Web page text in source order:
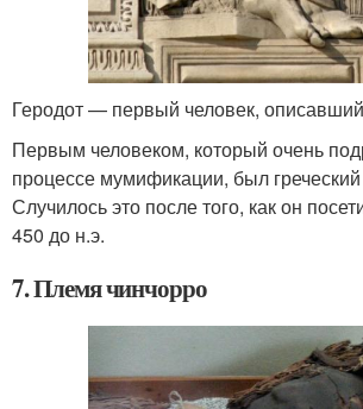
Геродот — первый человек,
Первым человеком, который очень
процессе мумификации, был греческий
Случилось это после того, как он
450 до н.э.
7. Племя чинчорро